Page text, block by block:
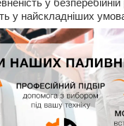
у
у найскладніших